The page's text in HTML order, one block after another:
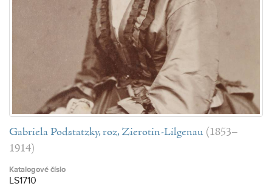
Gabriela Podstatzky, roz, Zierotin-Lilgenau (1853–
1914)
Katalogové číslo
LS1710